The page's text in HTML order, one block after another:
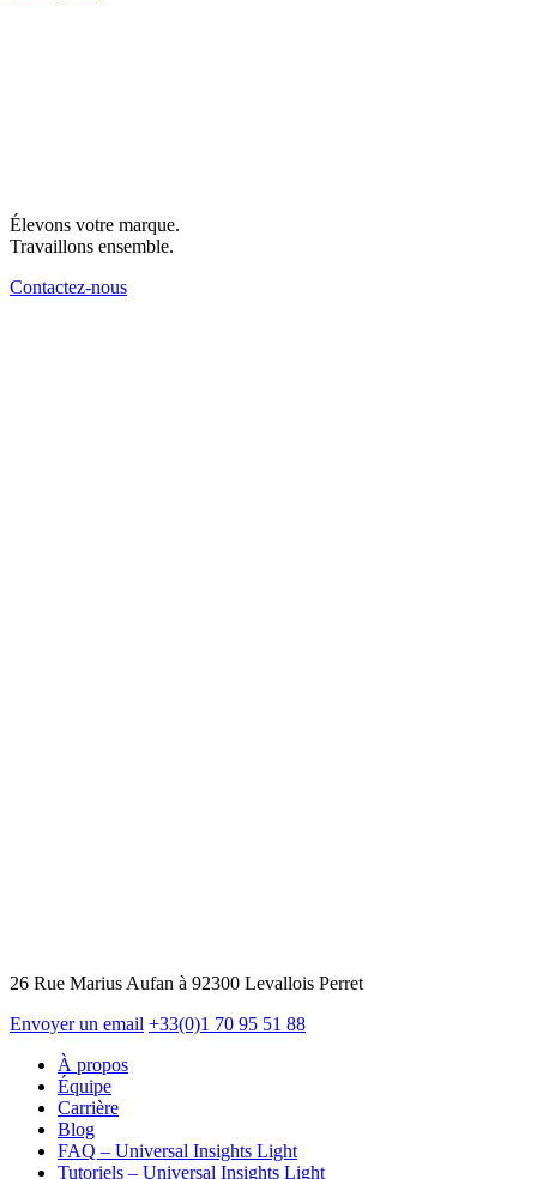
Élevons votre marque.
Travaillons ensemble.
Contactez-nous
26 Rue Marius Aufan à 92300 Levallois Perret
Envoyer un email +33(0)1 70 95 51 88
À propos
Équipe
Carrière
Blog
FAQ – Universal Insights Light
Tutoriels – Universal Insights Light